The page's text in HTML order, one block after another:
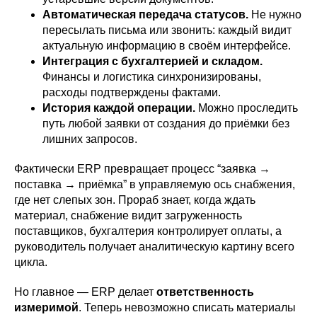
Автоматическая передача статусов. Не нужно
пересылать письма или звонить: каждый видит
актуальную информацию в своём интерфейсе.
Интеграция с бухгалтерией и складом.
Финансы и логистика синхронизированы,
расходы подтверждены фактами.
История каждой операции. Можно проследить
путь любой заявки от создания до приёмки без
лишних запросов.
Фактически ERP превращает процесс “заявка →
поставка → приёмка” в управляемую ось снабжения,
где нет слепых зон. Прораб знает, когда ждать
материал, снабжение видит загруженность
поставщиков, бухгалтерия контролирует оплаты, а
руководитель получает аналитическую картину всего
цикла.
Но главное — ERP делает ответственность
измеримой. Теперь невозможно списать материалы